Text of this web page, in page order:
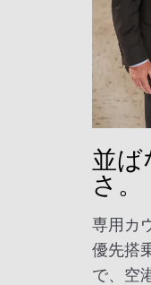
並ば
さ。
専用カ
優先搭
で、空